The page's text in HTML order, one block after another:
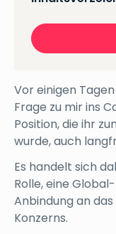
Vor einigen
Frage zu mir ins
Position, die ihr
wurde, auch
Es handelt sich
Rolle, eine
Anbindung an
Konzerns.